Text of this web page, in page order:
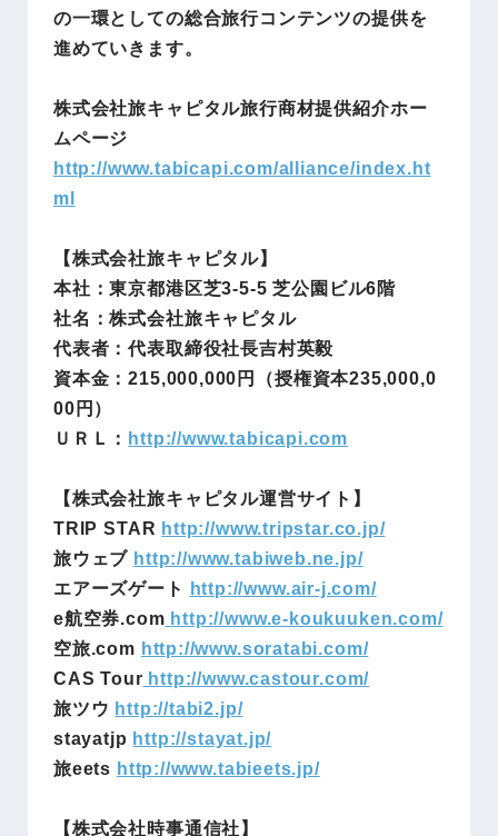
の一環としての総合旅行コンテンツの提供を
進めていきます。
株式会社旅キャピタル旅行商材提供紹介ホー
ムページ
http://www.tabicapi.com/alliance/index.ht
ml
【株式会社旅キャピタル】
本社：東京都港区芝3-5-5 芝公園ビル6階
社名：株式会社旅キャピタル
代表者：代表取締役社長吉村英毅
資本金：215,000,000円（授権資本235,000,0
00円）
ＵＲＬ： http://www.tabicapi.com
【株式会社旅キャピタル運営サイト】
TRIP STAR http://www.tripstar.co.jp/
旅ウェブ http://www.tabiweb.ne.jp/
エアーズゲート http://www.air-j.com/
e航空券.com http://www.e-koukuuken.com/
空旅.com http://www.soratabi.com/
CAS Tour http://www.castour.com/
旅ツウ http://tabi2.jp/
stayatjp http://stayat.jp/
旅eets http://www.tabieets.jp/
【株式会社時事通信社】